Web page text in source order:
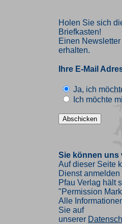
Holen Sie sich
Briefkasten!
Einen
erhalten.
Ihre E-Mail
Ja, ich
Ich möchte
Sie können uns
Auf dieser Seite
Dienst
Pfau Verlag hält
"Permission
Alle
Sie auf
unserer